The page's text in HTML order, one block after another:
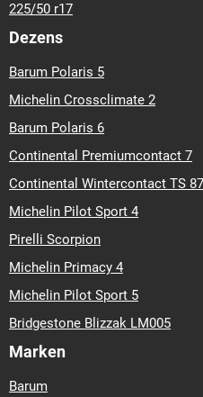
225/50 r17
Dezens
Barum Polaris 5
Michelin Crossclimate 2
Barum Polaris 6
Continental Premiumcontact 7
Continental Wintercontact TS
Michelin Pilot Sport 4
Pirelli Scorpion
Michelin Primacy 4
Michelin Pilot Sport 5
Bridgestone Blizzak LM005
Marken
Barum